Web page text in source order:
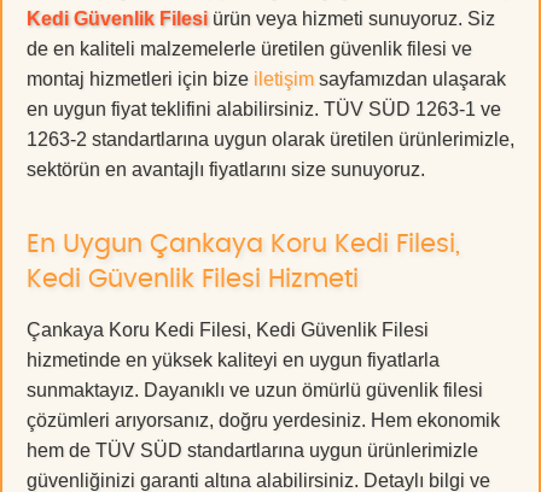
Kedi Güvenlik Filesi ürün veya hizmeti sunuyoruz. Siz
de en kaliteli malzemelerle üretilen güvenlik filesi ve
montaj hizmetleri için bize iletişim sayfamızdan ulaşarak
en uygun fiyat teklifini alabilirsiniz. TÜV SÜD 1263-1 ve
1263-2 standartlarına uygun olarak üretilen ürünlerimizle,
sektörün en avantajlı fiyatlarını size sunuyoruz.
En Uygun Çankaya Koru Kedi Filesi,
Kedi Güvenlik Filesi Hizmeti
Çankaya Koru Kedi Filesi, Kedi Güvenlik Filesi
hizmetinde en yüksek kaliteyi en uygun fiyatlarla
sunmaktayız. Dayanıklı ve uzun ömürlü güvenlik filesi
çözümleri arıyorsanız, doğru yerdesiniz. Hem ekonomik
hem de TÜV SÜD standartlarına uygun ürünlerimizle
güvenliğinizi garanti altına alabilirsiniz. Detaylı bilgi ve